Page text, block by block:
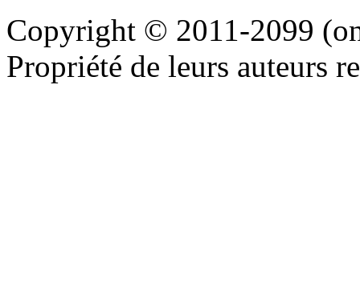
Copyright © 2011-2099
Propriété de leurs auteurs